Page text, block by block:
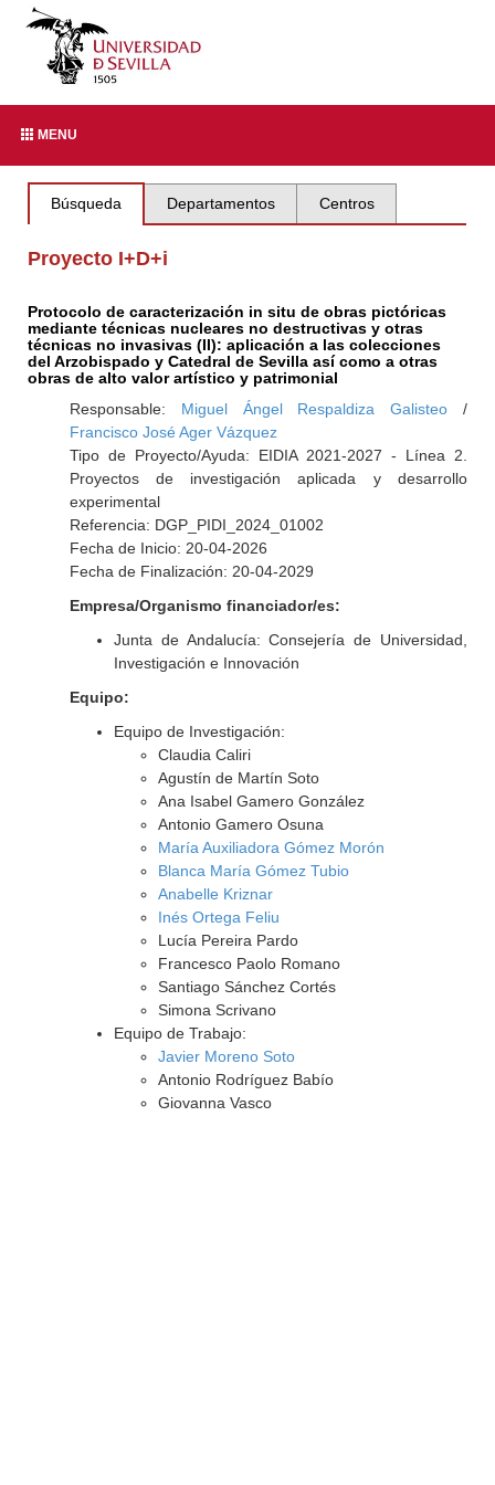
MENU
Búsqueda Departamentos Centros
Proyecto I+D+i
Protocolo de caracterización in situ de obras pictóricas
mediante técnicas nucleares no destructivas y otras
técnicas no invasivas (II): aplicación a las colecciones
del Arzobispado y Catedral de Sevilla así como a otras
obras de alto valor artístico y patrimonial
Responsable: Miguel Ángel Respaldiza Galisteo /
Francisco José Ager Vázquez
Tipo de Proyecto/Ayuda: EIDIA 2021-2027 - Línea 2.
Proyectos de investigación aplicada y desarrollo
experimental
Referencia: DGP_PIDI_2024_01002
Fecha de Inicio: 20-04-2026
Fecha de Finalización: 20-04-2029
Empresa/Organismo financiador/es:
Junta de Andalucía: Consejería de Universidad,
Investigación e Innovación
Equipo:
Equipo de Investigación:
Claudia Caliri
Agustín de Martín Soto
Ana Isabel Gamero González
Antonio Gamero Osuna
María Auxiliadora Gómez Morón
Blanca María Gómez Tubio
Anabelle Kriznar
Inés Ortega Feliu
Lucía Pereira Pardo
Francesco Paolo Romano
Santiago Sánchez Cortés
Simona Scrivano
Equipo de Trabajo:
Javier Moreno Soto
Antonio Rodríguez Babío
Giovanna Vasco